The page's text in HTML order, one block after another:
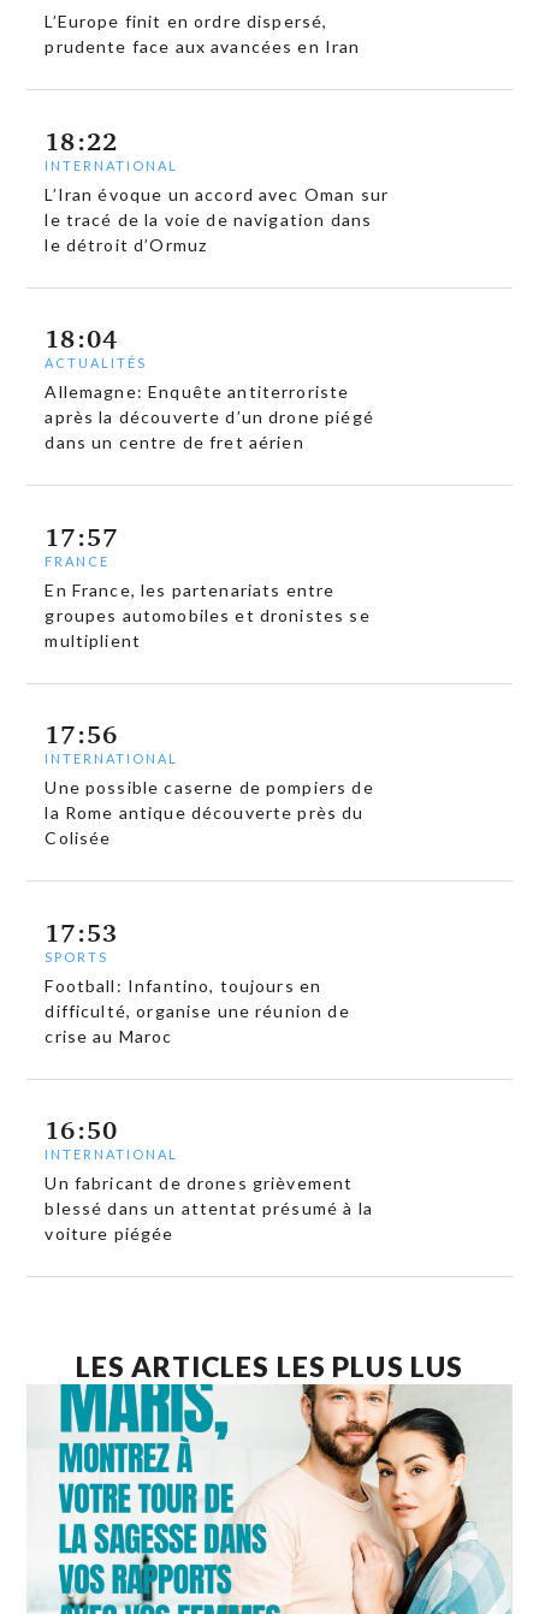
L’Europe finit en ordre dispersé,
prudente face aux avancées en Iran
18:22
INTERNATIONAL
L’Iran évoque un accord avec Oman sur
le tracé de la voie de navigation dans
le détroit d’Ormuz
18:04
ACTUALITÉS
Allemagne: Enquête antiterroriste
après la découverte d’un drone piégé
dans un centre de fret aérien
17:57
FRANCE
En France, les partenariats entre
groupes automobiles et dronistes se
multiplient
17:56
INTERNATIONAL
Une possible caserne de pompiers de
la Rome antique découverte près du
Colisée
17:53
SPORTS
Football: Infantino, toujours en
difficulté, organise une réunion de
crise au Maroc
16:50
INTERNATIONAL
Un fabricant de drones grièvement
blessé dans un attentat présumé à la
voiture piégée
LES ARTICLES LES PLUS LUS